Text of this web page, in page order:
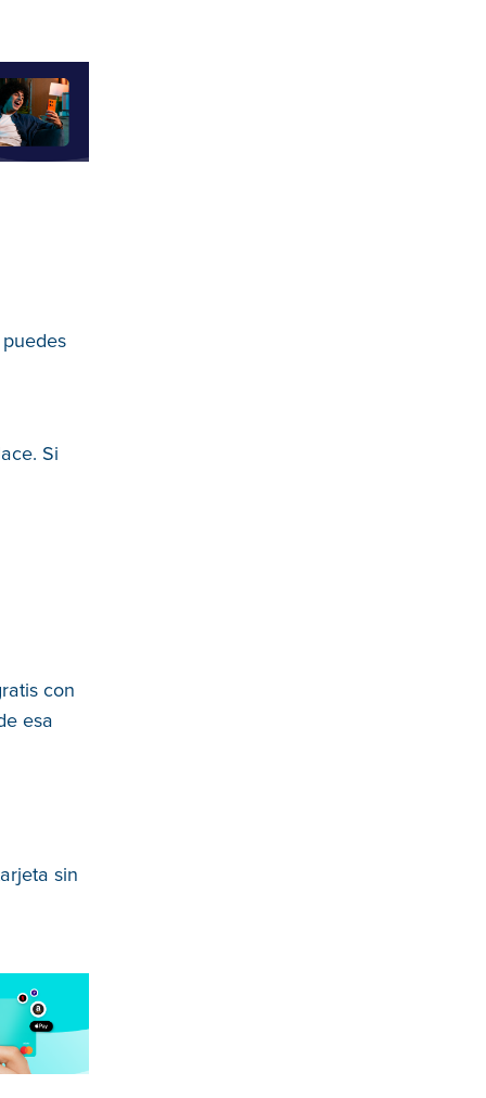
Si
con
esa
sin